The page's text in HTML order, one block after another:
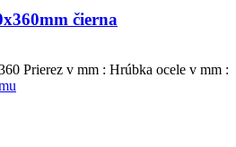
čierna
Prierez v mm : Hrúbka ocele v mm :